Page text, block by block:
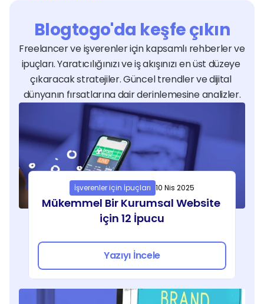
Verir?
Ses düzenleme hizmeti, sesin bir iletişim aracı
olduğu medyadan eğitime, reklamcılıktan
eğlence sektörüne kadar geniş bir alana
hizmet verir. Bir reklam ajansı etkileyici bir
kampanya için bu desteği alırken; bir
akademisyen online eğitim videolarının
kalitesini artırmak için ses mühendisiyle
çalışabilir. Freelance uzmanlar yayıncılık,
oyun geliştirme, müzik ve kurumsal iletişim
departmanları gibi farklı sahaların teknik
standartlarına uyum sağlayarak içeriğinize
değer katarlar.
Freelance Ses Düzenleme
Hizmetlerinde Fiyatlandırma
Nasıl Yapılır?
Ses düzenleme fiyatları, ham kayıt süresi, ses
kanalı sayısı, uygulanacak teknik işlemin
Blogtogo'da keşfe çıkın
Freelancer ve işverenler için kapsamlı rehberler ve
ipuçları. Yaratıcılığınızı ve iş akışınızı en üst düzeye
çıkaracak stratejiler. Güncel trendler ve dijital
dünyanın fırsatlarına dair derinlemesine analizler.
İşverenler için İpuçları 10 Nis 2025
Mükemmel Bir Kurumsal Website
için 12 İpucu
Yazıyı İncele